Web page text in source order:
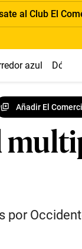
al Club El
azul Dólar
Añadir El